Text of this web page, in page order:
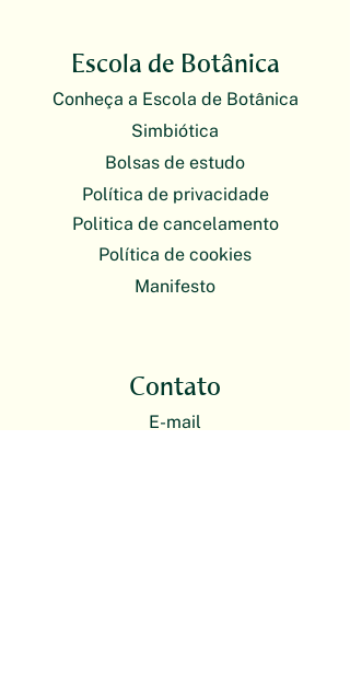
Escola de Botânica
Conheça a Escola de Botânica
Simbiótica
Bolsas de estudo
Política de privacidade
Politica de cancelamento
Política de cookies
Manifesto
Contato
E-mail